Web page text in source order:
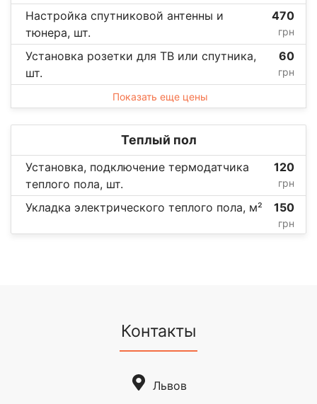
Настройка спутниковой антенны и
тюнера, шт.
470
грн
Установка розетки для ТВ или спутника,
шт.
60
грн
Показать еще цены
Теплый пол
Установка, подключение термодатчика
теплого пола, шт.
120
грн
Укладка электрического теплого пола, м² 150
грн
Контакты
Львов